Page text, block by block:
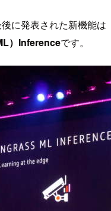
に発表された新機能は
）Inferenceです。